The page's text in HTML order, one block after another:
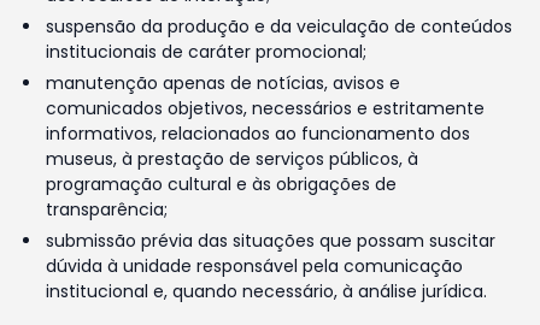
suspensão da produção e da veiculação de conteúdos
institucionais de caráter promocional;
manutenção apenas de notícias, avisos e
comunicados objetivos, necessários e estritamente
informativos, relacionados ao funcionamento dos
museus, à prestação de serviços públicos, à
programação cultural e às obrigações de
transparência;
submissão prévia das situações que possam suscitar
dúvida à unidade responsável pela comunicação
institucional e, quando necessário, à análise jurídica.